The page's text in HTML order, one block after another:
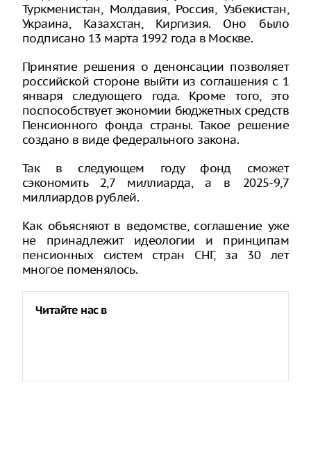
Туркменистан, Молдавия, Россия, Узбекистан,
Украина, Казахстан, Киргизия. Оно было
подписано 13 марта 1992 года в Москве.
Принятие решения о денонсации позволяет
российской стороне выйти из соглашения с 1
января следующего года. Кроме того, это
поспособствует экономии бюджетных средств
Пенсионного фонда страны. Такое решение
создано в виде федерального закона.
Так в следующем году фонд сможет
сэкономить 2,7 миллиарда, а в 2025-9,7
миллиардов рублей.
Как объясняют в ведомстве, соглашение уже
не принадлежит идеологии и принципам
пенсионных систем стран СНГ, за 30 лет
многое поменялось.
Читайте нас в